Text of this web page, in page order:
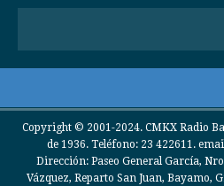
Copyright © 2001-2024. CMKX Radio
de 1936. Teléfono: 23 422611.
Dirección: Paseo General García,
Vázquez, Reparto San Juan, Bayamo,